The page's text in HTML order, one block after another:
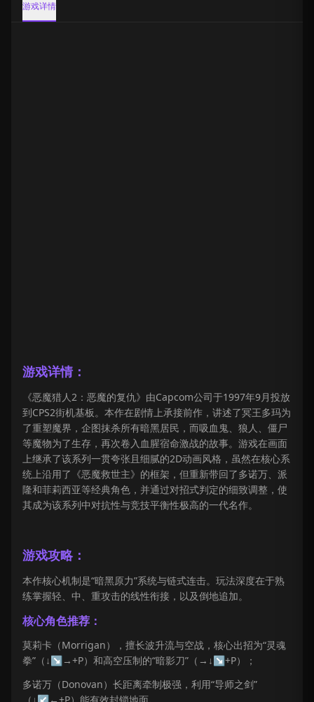
游戏详情
游戏详情：
《恶魔猎人2：恶魔的复仇》由Capcom公司于1997年9月投放
到CPS2街机基板。本作在剧情上承接前作，讲述了冥王多玛为
了重塑魔界，企图抹杀所有暗黑居民，而吸血鬼、狼人、僵尸
等魔物为了生存，再次卷入血腥宿命激战的故事。游戏在画面
上继承了该系列一贯夸张且细腻的2D动画风格，虽然在核心系
统上沿用了《恶魔救世主》的框架，但重新带回了多诺万、派
隆和菲莉西亚等经典角色，并通过对招式判定的细致调整，使
其成为该系列中对抗性与竞技平衡性极高的一代名作。
游戏攻略：
本作核心机制是“暗黑原力”系统与链式连击。玩法深度在于熟
练掌握轻、中、重攻击的线性衔接，以及倒地追加。
核心角色推荐：
莫莉卡（Morrigan），擅长波升流与空战，核心出招为“灵魂
拳”（↓↘→+P）和高空压制的“暗影刀”（→↓↘+P）；
多诺万（Donovan）长距离牵制极强，利用“导师之剑”